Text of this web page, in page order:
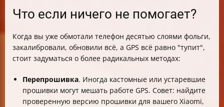
Что если ничего не помогает?
Когда вы уже обмотали телефон десятью слоями фольги,
закалибровали, обновили всё, а GPS всё равно "тупит",
стоит задуматься о более радикальных методах:
Перепрошивка. Иногда кастомные или устаревшие
прошивки могут мешать работе GPS. Совет: найдите
проверенную версию прошивки для вашего Xiaomi,